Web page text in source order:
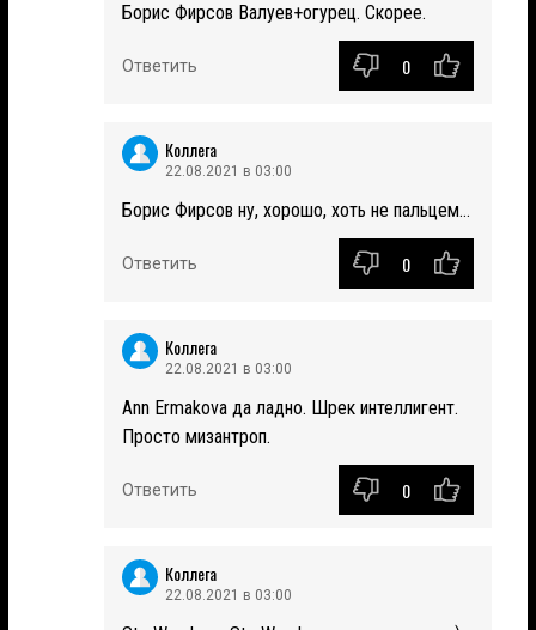
Борис Фирсов Валуев+огурец. Скорее.
Ответить 0
Коллега
22.08.2021 в 03:00
Борис Фирсов ну, хорошо, хоть не пальцем...
Ответить 0
Коллега
22.08.2021 в 03:00
Ann Ermakova да ладно. Шрек интеллигент.
Просто мизантроп.
Ответить 0
Коллега
22.08.2021 в 03:00